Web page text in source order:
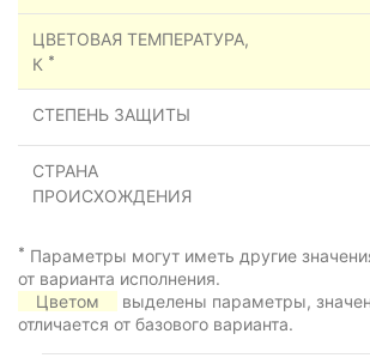
ЦВЕТОВАЯ ТЕМПЕРАТУРА,
К *
СТЕПЕНЬ ЗАЩИТЫ
СТРАНА
ПРОИСХОЖДЕНИЯ
* Параметры могут иметь другие
от варианта исполнения.
Цветом
выделены параметры,
отличается от базового варианта.